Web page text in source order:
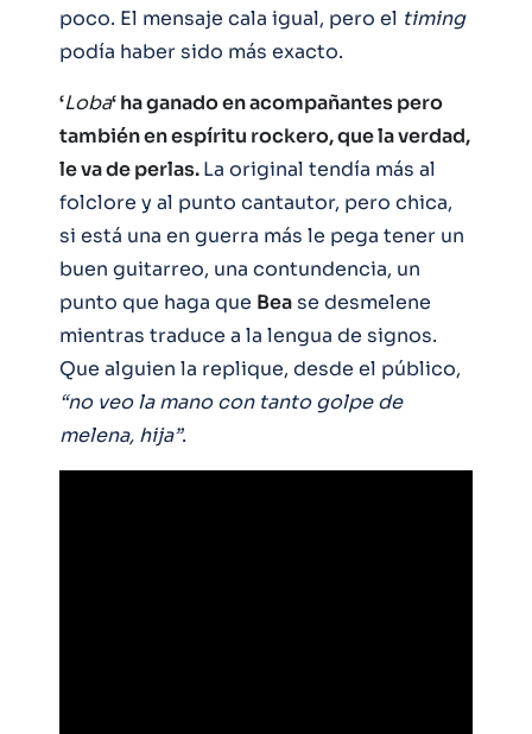
poco. El mensaje cala igual, pero el timing
podía haber sido más exacto.
‘Loba‘ ha ganado en acompañantes pero
también en espíritu rockero, que la verdad,
le va de perlas.La original tendía más al
folclore y al punto cantautor, pero chica,
si está una en guerra más le pega tener un
buen guitarreo, una contundencia, un
punto que haga que Bease desmelene
mientras traduce a la lengua de signos.
Que alguien la replique, desde el público,
“no veo la mano con tanto golpe de
melena, hija”.